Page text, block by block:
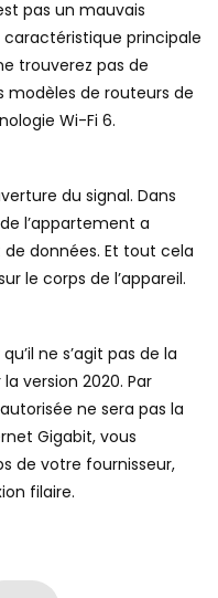
pas un mauvais
caractéristique principale
trouverez pas de
de routeurs de
Wi-Fi 6.
du signal. Dans
l’appartement a
données. Et tout cela
le corps de l’appareil.
ne s’agit pas de la
version 2020. Par
ne sera pas la
Gigabit, vous
de votre fournisseur,
filaire.